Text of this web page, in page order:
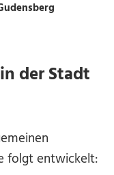
der Stadt
folgt entwickelt: